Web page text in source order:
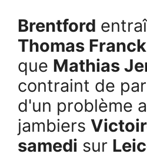
Brentford
Thomas Franck
que Mathias
contraint de
d'un problème
jambiers
samedi sur